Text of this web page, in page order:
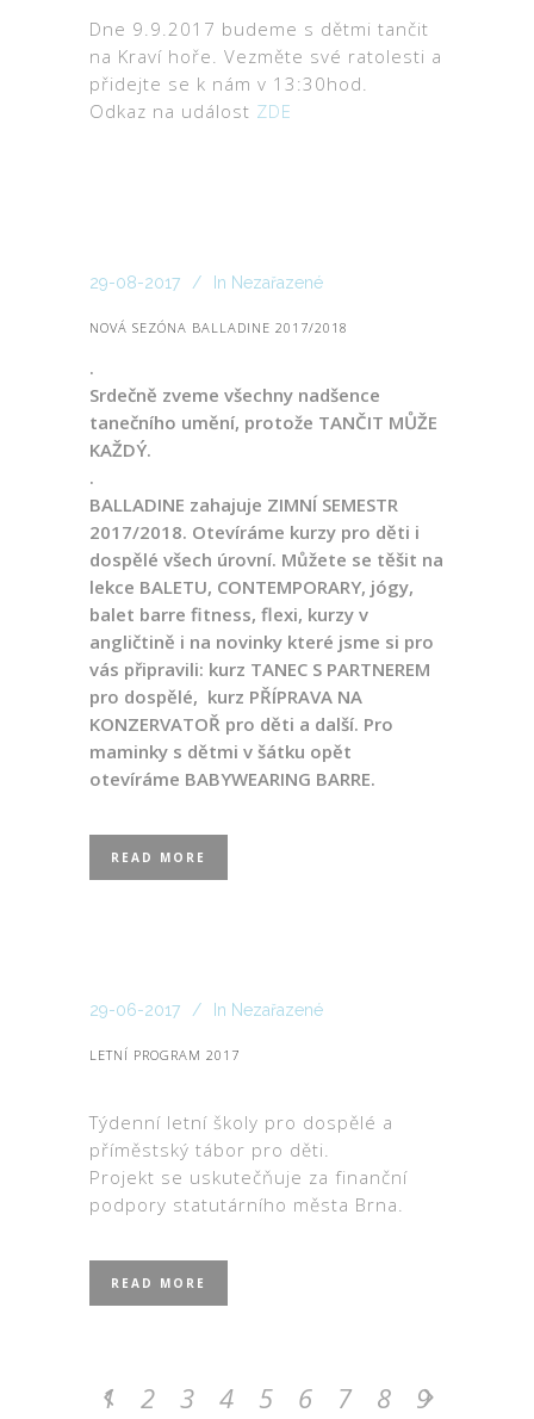
Dne 9.9.2017 budeme s dětmi tančit
na Kraví hoře. Vezměte své ratolesti a
přidejte se k nám v 13:30hod.
Odkaz na událost ZDE
29-08-2017 In Nezařazené
NOVÁ SEZÓNA BALLADINE 2017/2018
.
Srdečně zveme všechny nadšence
tanečního umění, protože TANČIT MŮŽE
KAŽDÝ.
.
BALLADINE zahajuje ZIMNÍ SEMESTR
2017/2018. Otevíráme kurzy pro děti i
dospělé všech úrovní. Můžete se těšit na
lekce BALETU, CONTEMPORARY, jógy,
balet barre fitness, flexi, kurzy v
angličtině i na novinky které jsme si pro
vás připravili: kurz TANEC S PARTNEREM
pro dospělé, kurz PŘÍPRAVA NA
KONZERVATOŘ pro děti a další. Pro
maminky s dětmi v šátku opět
otevíráme BABYWEARING BARRE.
READ MORE
29-06-2017 In Nezařazené
LETNÍ PROGRAM 2017
Týdenní letní školy pro dospělé a
příměstský tábor pro děti.
Projekt se uskutečňuje za finanční
podpory statutárního města Brna.
READ MORE
1 2 3 4 5 6 7 8 9